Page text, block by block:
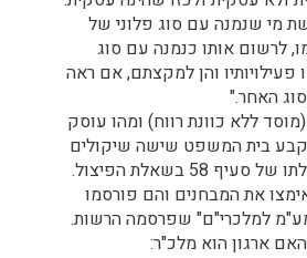
מי שנמנה עם סוג פלוני של
לרשום אותו כנמנה עם סוג
פעילויותיו והן למקצתם, אם ראה
האחר."
ללא כוונת רווח) ומהו עוסק
קבע בית המשפט שישה שיקולים
אותם יש להביא בהפעלתו של סעיף 58 בשאלת הפיצול.
את המבחנים והם פורסמו
מע"מ למלכרי"ם" שפרסמה הרשות.
ארגון הוא מלכ"ר: